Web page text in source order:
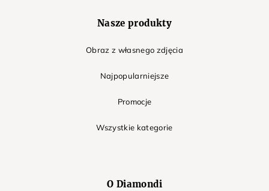
Nasze produkty
Obraz z własnego zdjęcia
Najpopularniejsze
Promocje
Wszystkie kategorie
O Diamondi